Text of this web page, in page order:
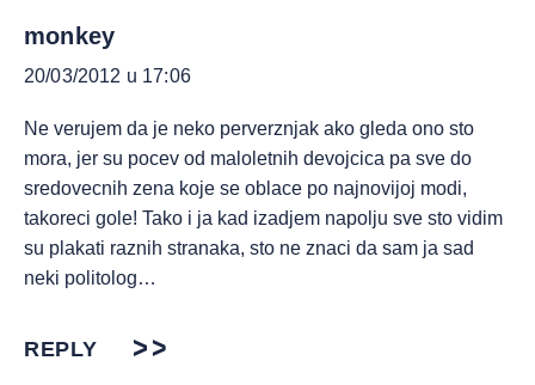
monkey
20/03/2012 u 17:06
Ne verujem da je neko perverznjak ako gleda ono sto
mora, jer su pocev od maloletnih devojcica pa sve do
sredovecnih zena koje se oblace po najnovijoj modi,
takoreci gole! Tako i ja kad izadjem napolju sve sto vidim
su plakati raznih stranaka, sto ne znaci da sam ja sad
neki politolog…
REPLY